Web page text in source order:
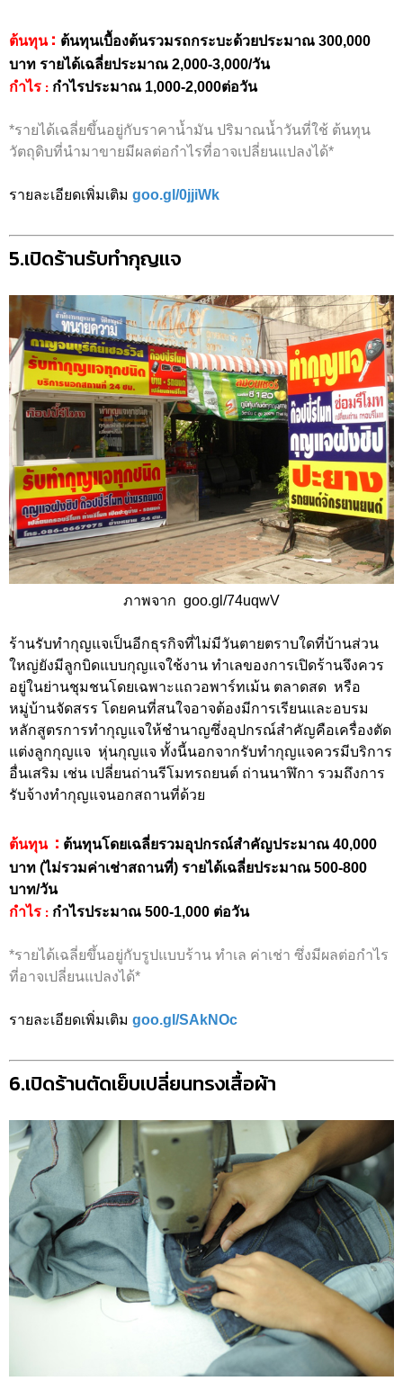
ต้นทุน : ต้นทุนเบื้องต้นรวมรถกระบะด้วยประมาณ 300,000
บาท รายได้เฉลี่ยประมาณ 2,000-3,000/วัน
กำไร : กำไรประมาณ 1,000-2,000ต่อวัน
*รายได้เฉลี่ยขึ้นอยู่กับราคาน้ำมัน ปริมาณน้ำวันที่ใช้ ต้นทุน
วัตถุดิบที่นำมาขายมีผลต่อกำไรที่อาจเปลี่ยนแปลงได้*
รายละเอียดเพิ่มเติม goo.gl/0jjiWk
5.เปิดร้านรับทำกุญแจ
ภาพจาก goo.gl/74uqwV
ร้านรับทำกุญแจเป็นอีกธุรกิจที่ไม่มีวันตายตราบใดที่บ้านส่วน
ใหญ่ยังมีลูกบิดแบบกุญแจใช้งาน ทำเลของการเปิดร้านจึงควร
อยู่ในย่านชุมชนโดยเฉพาะแถวอพาร์ทเม้น ตลาดสด หรือ
หมู่บ้านจัดสรร โดยคนที่สนใจอาจต้องมีการเรียนและอบรม
หลักสูตรการทำกุญแจให้ชำนาญซึ่งอุปกรณ์สำคัญคือเครื่องตัด
แต่งลูกกุญแจ หุ่นกุญแจ ทั้งนี้นอกจากรับทำกุญแจควรมีบริการ
อื่นเสริม เช่น เปลี่ยนถ่านรีโมทรถยนต์ ถ่านนาฬิกา รวมถึงการ
รับจ้างทำกุญแจนอกสถานที่ด้วย
ต้นทุน : ต้นทุนโดยเฉลี่ยรวมอุปกรณ์สำคัญประมาณ 40,000
บาท (ไม่รวมค่าเช่าสถานที่) รายได้เฉลี่ยประมาณ 500-800
บาท/วัน
กำไร : กำไรประมาณ 500-1,000 ต่อวัน
*รายได้เฉลี่ยขึ้นอยู่กับรูปแบบร้าน ทำเล ค่าเช่า ซึ่งมีผลต่อกำไร
ที่อาจเปลี่ยนแปลงได้*
รายละเอียดเพิ่มเติม goo.gl/SAkNOc
6.เปิดร้านตัดเย็บเปลี่ยนทรงเสื้อผ้า